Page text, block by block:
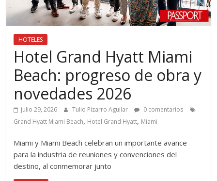
HOTELES
Hotel Grand Hyatt Miami
Beach: progreso de obra y
novedades 2026
julio 29, 2026 Tulio Pizarro Aguilar
0 comentarios
Grand Hyatt Miami Beach, Hotel Grand Hyatt, Miami
Miami y Miami Beach celebran un importante avance
para la industria de reuniones y convenciones del
destino, al conmemorar junto